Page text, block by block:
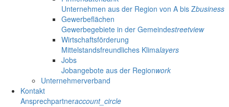
Unternehmen aus der Region von A bis Zbusiness
Gewerbeflächen
Gewerbegebiete in der Gemeindestreetview
Wirtschaftsförderung
Mittelstandsfreundliches Klimalayers
Jobs
Jobangebote aus der Regionwork
Unternehmerverband
Kontakt
Ansprechpartneraccount_circle